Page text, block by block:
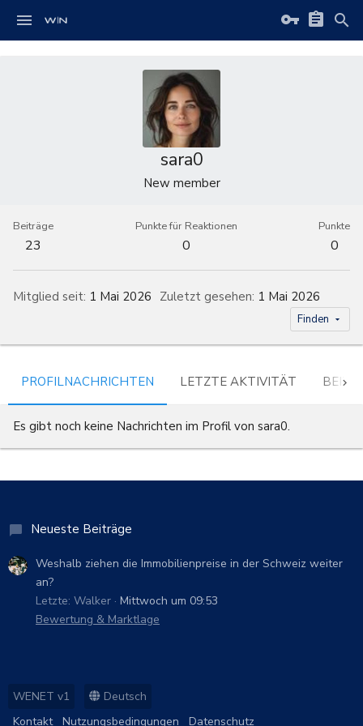
sara0
New member
Beiträge
23
Punkte für Reaktionen
0
Punkte
0
Mitglied seit 1 Mai 2026 Zuletzt gesehen 1 Mai 2026
Finden
PROFILNACHRICHTEN LETZTE AKTIVITÄT
Es gibt noch keine Nachrichten im Profil von sara0.
Neueste Beiträge
Weshalb ziehen die Immobilienpreise in der Schweiz weiter
an?
Letzte: Walker Mittwoch um 09:53
Bewertung & Marktlage
WENET v1
Deutsch
Kontakt
Nutzungsbedingungen Datenschutz